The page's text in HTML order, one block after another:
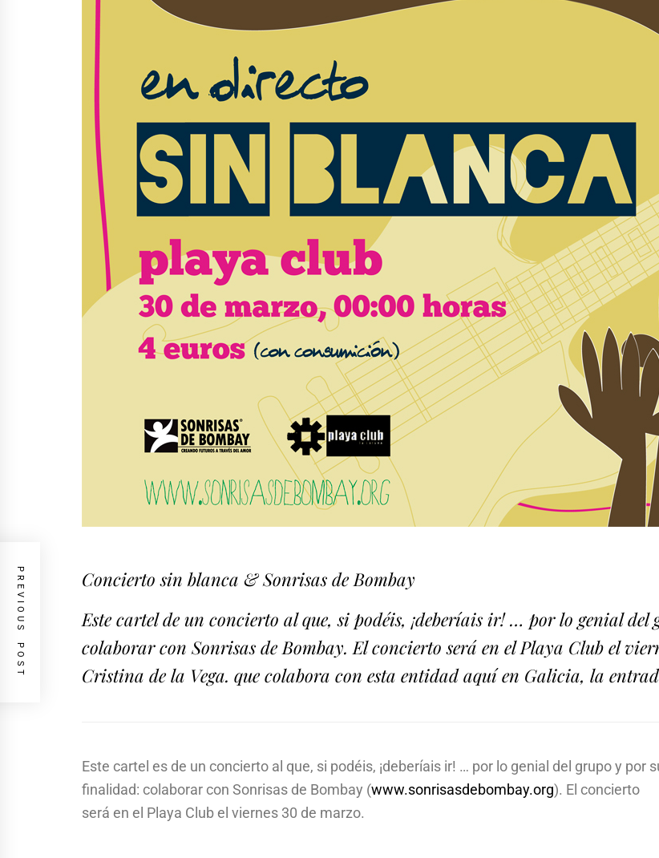
Concierto sin blanca & Sonrisas de Bombay
Este cartel de un concierto al que, si podéis, ¡deberíais ir! … por lo genial
colaborar con Sonrisas de Bombay. El concierto será en el Playa Club el
Cristina de la Vega. que colabora con esta entidad aquí en Galicia, la
Este cartel es de un concierto al que, si podéis, ¡deberíais ir! … por lo genial del grupo y por
finalidad: colaborar con Sonrisas de Bombay (www.sonrisasdebombay.org). El concierto
será en el Playa Club el viernes 30 de marzo.
PREVIOUS POST